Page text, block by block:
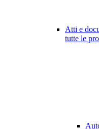
Atti e
tutte le